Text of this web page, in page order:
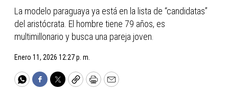
La modelo paraguaya ya está en la lista de “candidatas”
del aristócrata. El hombre tiene 79 años, es
multimillonario y busca una pareja joven.
Enero 11, 2026 12:27 p. m.
WhatsApp
Facebook
TwitterCopyPrintEmail